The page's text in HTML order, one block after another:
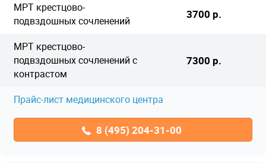
МРТ крестцово-
подвздошных сочленений
3700 р.
МРТ крестцово-
подвздошных сочленений с
контрастом
7300 р.
Прайс-лист медицинского центра
8 (495) 204-31-00